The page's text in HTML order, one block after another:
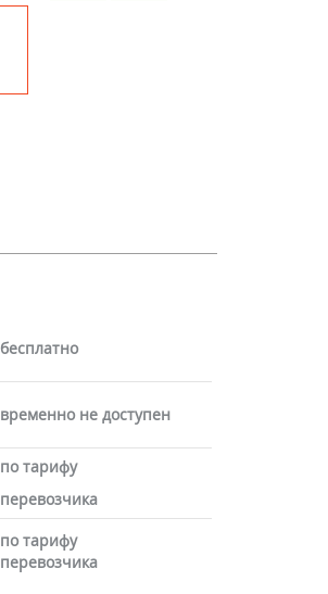
бесплатно
временно не доступен
по тарифу
перевозчика
по тарифу
перевозчика